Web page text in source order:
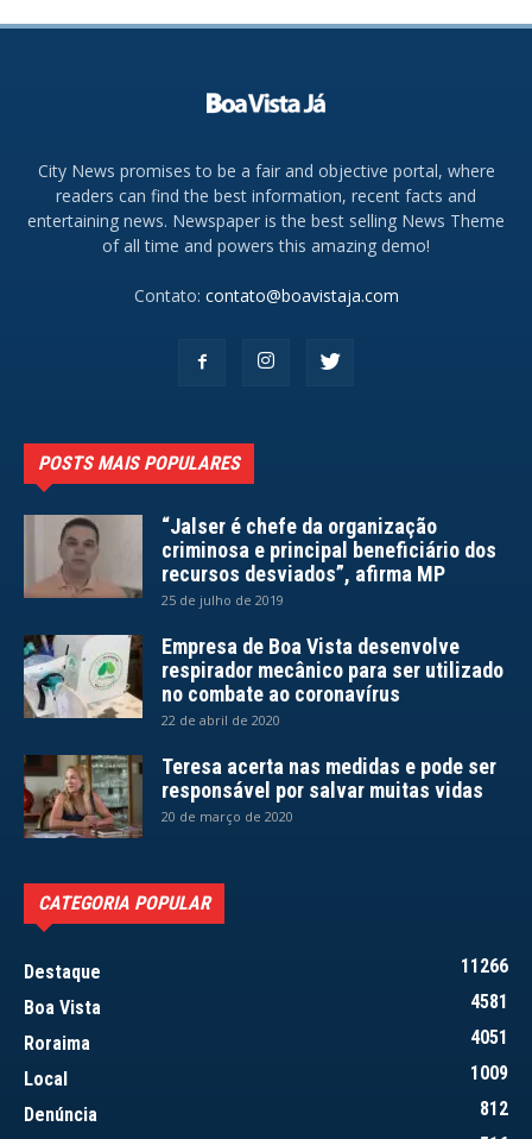
City News promises to be a fair and objective portal, where
readers can find the best information, recent facts and
entertaining news. Newspaper is the best selling News Theme
of all time and powers this amazing demo!
Contato: contato@boavistaja.com
POSTS MAIS POPULARES
“Jalser é chefe da organização
criminosa e principal beneficiário dos
recursos desviados”, afirma MP
25 de julho de 2019
Empresa de Boa Vista desenvolve
respirador mecânico para ser utilizado
no combate ao coronavírus
22 de abril de 2020
Teresa acerta nas medidas e pode ser
responsável por salvar muitas vidas
20 de março de 2020
CATEGORIA POPULAR
Destaque
11266
Boa Vista
4581
Roraima
4051
Local
1009
Denúncia
812